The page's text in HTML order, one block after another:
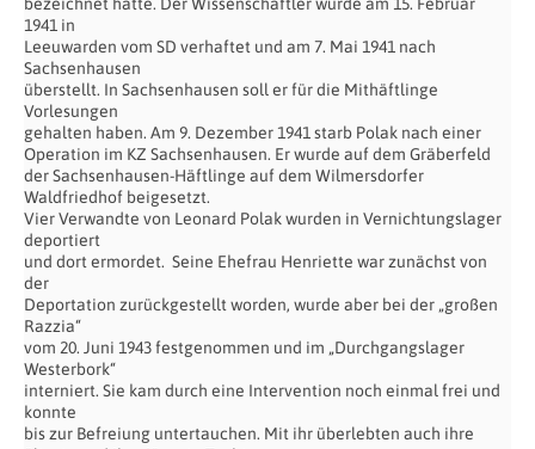
1941 in
Leeuwarden vom SD verhaftet und am 7. Mai 1941 nach
Sachsenhausen
überstellt. In Sachsenhausen soll er für die Mithäftlinge
Vorlesungen
gehalten haben. Am 9. Dezember 1941 starb Polak nach einer
Operation im KZ Sachsenhausen. Er wurde auf dem Gräberfeld
der Sachsenhausen-Häftlinge auf dem Wilmersdorfer
Waldfriedhof beigesetzt.
Vier Verwandte von Leonard Polak wurden in Vernichtungslager
deportiert
und dort ermordet. Seine Ehefrau Henriette war zunächst von
der
Deportation zurückgestellt worden, wurde aber bei der „großen
Razzia“
vom 20. Juni 1943 festgenommen und im „Durchgangslager
Westerbork“
interniert. Sie kam durch eine Intervention noch einmal frei und
konnte
bis zur Befreiung untertauchen. Mit ihr überlebten auch ihre